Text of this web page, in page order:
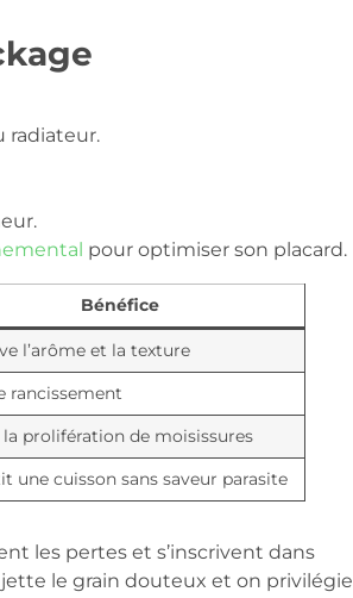
radiateur.
pour optimiser son placard.
Bénéfice
l’arôme et la texture
rancissement
prolifération de moisissures
une cuisson sans saveur parasite
les pertes et s’inscrivent dans
le grain douteux et on privilégie